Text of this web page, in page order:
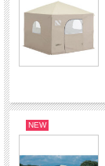
NEW